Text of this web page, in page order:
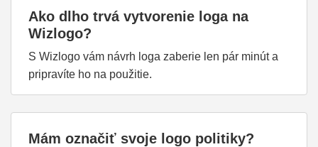
Ako dlho trvá vytvorenie loga na
Wizlogo?
S Wizlogo vám návrh loga zaberie len pár minút a
pripravíte ho na použitie.
Mám označiť svoje logo politiky?